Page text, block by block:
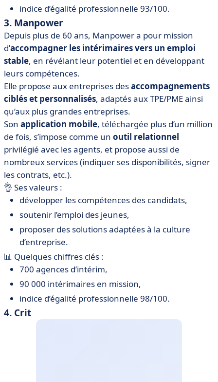
indice d’égalité professionnelle 93/100.
3. Manpower
Depuis plus de 60 ans, Manpower a pour mission
d’accompagner les intérimaires vers un emploi
stable, en révélant leur potentiel et en développant
leurs compétences.
Elle propose aux entreprises desaccompagnements
ciblés et personnalisés, adaptés aux TPE/PME ainsi
qu’aux plus grandes entreprises.
Son application mobile, téléchargée plus d’un million
de fois, s’impose comme un outil relationnel
privilégié avec les agents, et propose aussi de
nombreux services (indiquer ses disponibilités, signer
les contrats, etc.).
👌 Ses valeurs :
développer les compétences des candidats,
soutenir l’emploi des jeunes,
proposer des solutions adaptées à la culture
d’entreprise.
📊 Quelques chiffres clés :
700 agences d’intérim,
90 000 intérimaires en mission,
indice d’égalité professionnelle 98/100.
4. Crit